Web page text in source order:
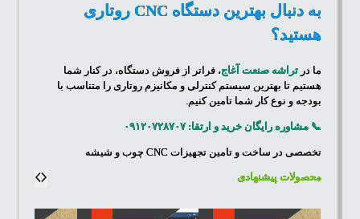
به دنبال بهترین دستگاه CNC روتاری
هستید؟
ما درتراشه صنعت آغاج، فراتر از فروش دستگاه، در کنار شما
هستیم تا بهترین سیستم کنترلی و مکانیزم روتاری را متناسب با
بودجه و نوع کار شما تامین کنیم.
📞 مشاوره رایگان خرید و ارتقا: ۰۹۱۲۰۷۲۸۷۰۷
تخصصی در ساخت و تامین تجهیزات CNC چوب و شیشه
محصولات پیشنهادی